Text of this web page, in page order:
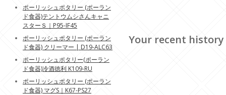
Your recent history
ポーリッシュポタリー (ポーラン
ド食器)テントウムシさんキャニ
スターＳ｜P95-IF45
ポーリッシュポタリー (ポーラン
ド食器) クリーマー | D19-ALC63
ポーリッシュポタリー(ポーラン
ド食器)冷酒徳利 K109-RU
ポーリッシュポタリー (ポーラン
ド食器) マグS｜K67-PS27